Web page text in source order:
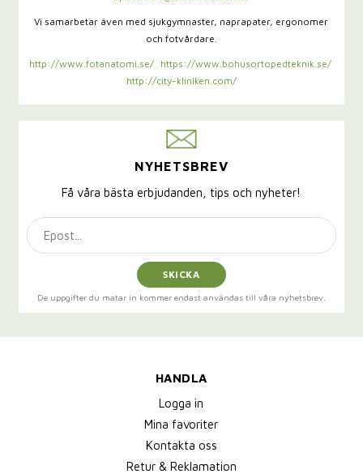
Vi samarbetar även med sjukgymnaster, naprapater, ergonomer
och fotvårdare.
http://www.fotanatomi.se/
https://www.bohusortopedteknik.se/
http://city-kliniken.com/
NYHETSBREV
Få våra bästa erbjudanden, tips och nyheter!
SKICKA
De uppgifter du matar in kommer endast användas till våra nyhetsbrev.
HANDLA
Logga in
Mina favoriter
Kontakta oss
Retur & Reklamation